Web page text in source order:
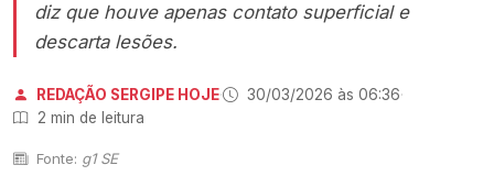
diz que houve apenas contato superficial e
descarta lesões.
REDAÇÃO SERGIPE HOJE· 30/03/2026 às 06:36·
2 min de leitura
Fonte: g1 SE